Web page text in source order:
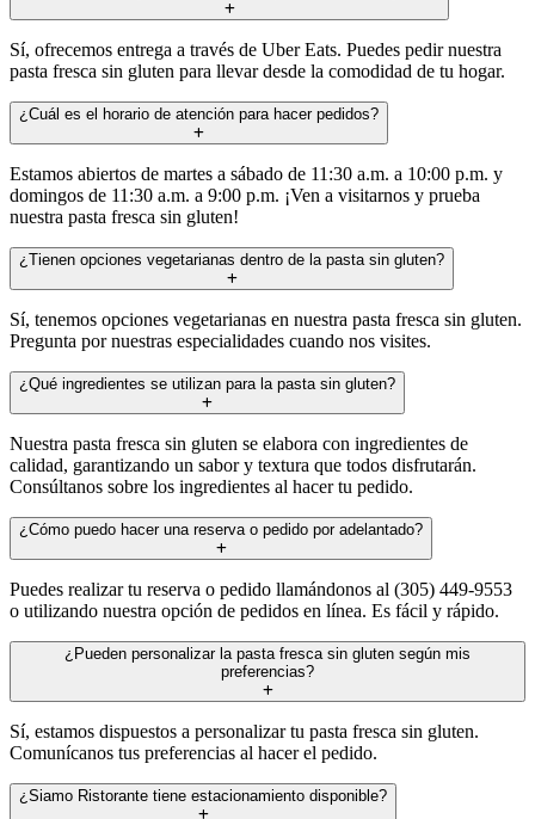
Sí, ofrecemos entrega a través de Uber Eats. Puedes pedir nuestra
pasta fresca sin gluten para llevar desde la comodidad de tu hogar.
¿Cuál es el horario de atención para hacer pedidos?
Estamos abiertos de martes a sábado de 11:30 a.m. a 10:00 p.m. y
domingos de 11:30 a.m. a 9:00 p.m. ¡Ven a visitarnos y prueba
nuestra pasta fresca sin gluten!
¿Tienen opciones vegetarianas dentro de la pasta sin gluten?
Sí, tenemos opciones vegetarianas en nuestra pasta fresca sin gluten.
Pregunta por nuestras especialidades cuando nos visites.
¿Qué ingredientes se utilizan para la pasta sin gluten?
Nuestra pasta fresca sin gluten se elabora con ingredientes de
calidad, garantizando un sabor y textura que todos disfrutarán.
Consúltanos sobre los ingredientes al hacer tu pedido.
¿Cómo puedo hacer una reserva o pedido por adelantado?
Puedes realizar tu reserva o pedido llamándonos al (305) 449-9553
o utilizando nuestra opción de pedidos en línea. Es fácil y rápido.
¿Pueden personalizar la pasta fresca sin gluten según mis
preferencias?
Sí, estamos dispuestos a personalizar tu pasta fresca sin gluten.
Comunícanos tus preferencias al hacer el pedido.
¿Siamo Ristorante tiene estacionamiento disponible?